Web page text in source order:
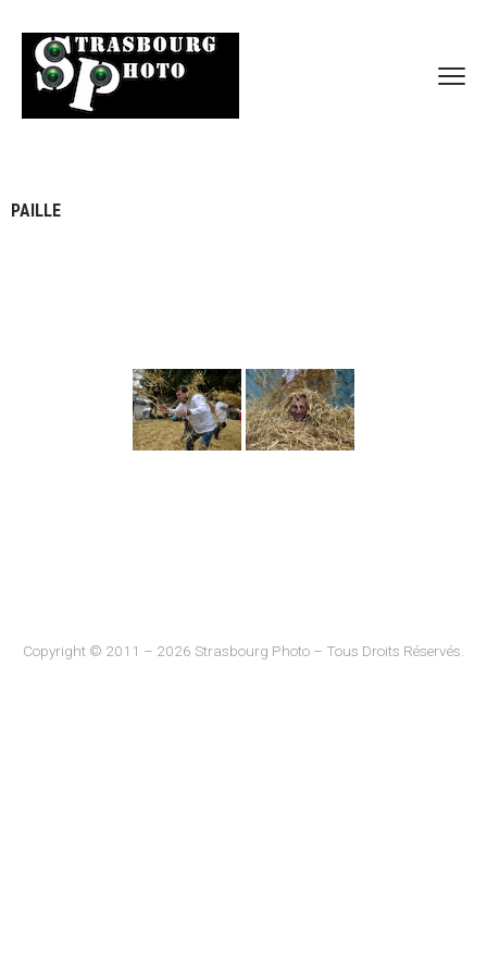
PAILLE
Copyright © 2011 – 2026 Strasbourg Photo – Tous Droits Réservés.